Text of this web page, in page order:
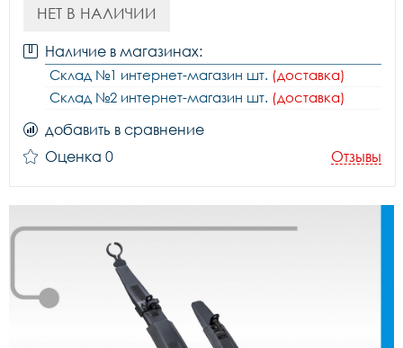
НЕТ В НАЛИЧИИ
Наличие в магазинах:
Склад №1 интернет-магазин шт. (доставка)
Склад №2 интернет-магазин шт. (доставка)
добавить в сравнение
Оценка 0
Отзывы